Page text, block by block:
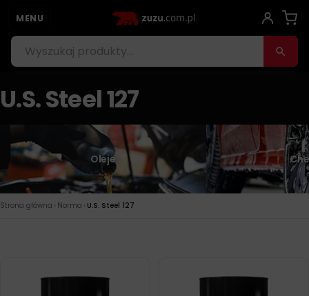
MENU
U.S. Steel 127
Oleje
Strona główna › Norma › U.S. Steel 127